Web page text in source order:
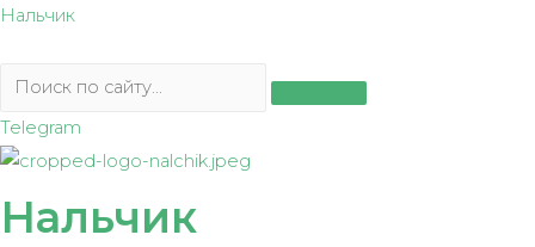
Перейти
содержимому
Нальчик
Telegram
Нальчик